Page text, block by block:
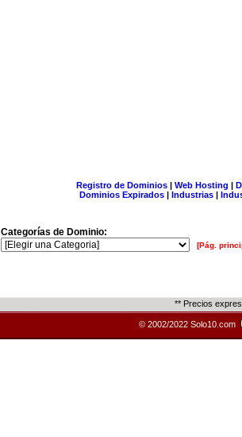
Registro de Dominios| Web Hosting |
Dominios Expirados | Industrias |
Categorías de Dominio:
[Pág.
** Precios
© 2002/2022 Solo10.com